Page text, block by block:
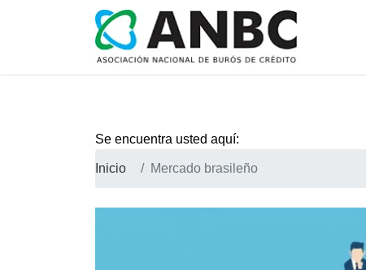
Se encuentra usted aquí:
Inicio Mercado brasileño